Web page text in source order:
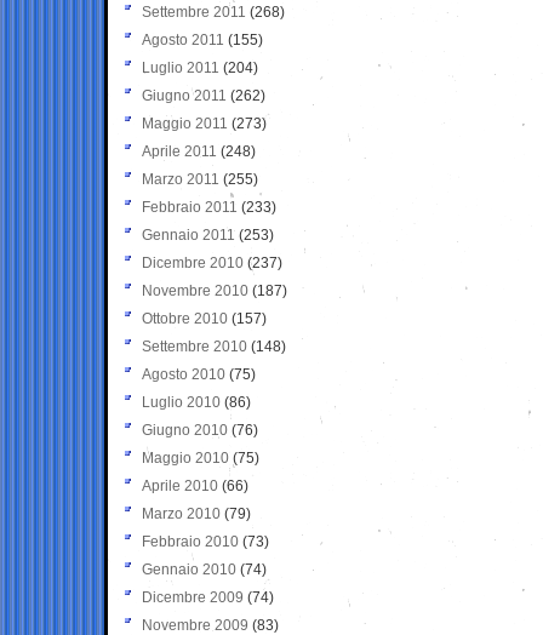
Settembre 2011 (268)
Agosto 2011 (155)
Luglio 2011 (204)
Giugno 2011 (262)
Maggio 2011 (273)
Aprile 2011 (248)
Marzo 2011 (255)
Febbraio 2011 (233)
Gennaio 2011 (253)
Dicembre 2010 (237)
Novembre 2010 (187)
Ottobre 2010 (157)
Settembre 2010 (148)
Agosto 2010 (75)
Luglio 2010 (86)
Giugno 2010 (76)
Maggio 2010 (75)
Aprile 2010 (66)
Marzo 2010 (79)
Febbraio 2010 (73)
Gennaio 2010 (74)
Dicembre 2009 (74)
Novembre 2009 (83)